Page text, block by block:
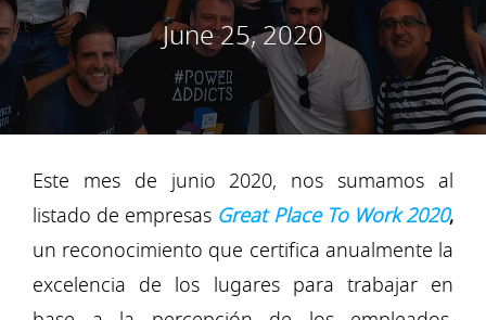
June 25, 2020
Este mes de junio 2020, nos sumamos al
listado de empresas Great Place To Work 2020,
un reconocimiento que certifica anualmente la
excelencia de los lugares para trabajar en